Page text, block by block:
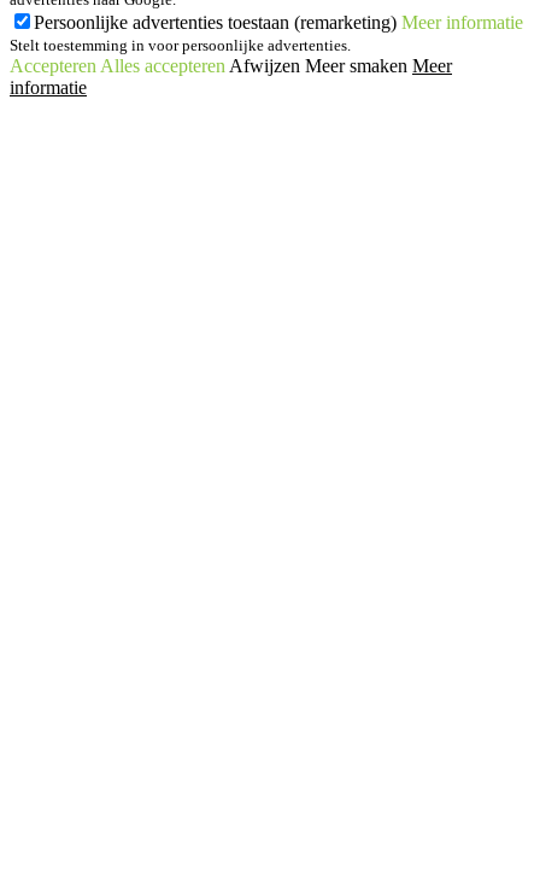
Persoonlijke advertenties toestaan (remarketing) Meer informatie
Stelt toestemming in voor persoonlijke advertenties.
Accepteren Alles accepteren Afwijzen Meer smaken Meer
informatie